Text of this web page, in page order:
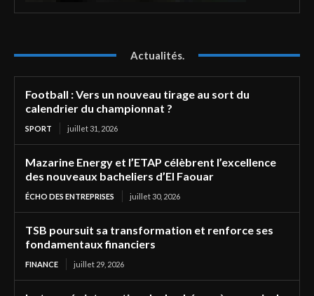
Actualités.
Football : Vers un nouveau tirage au sort du
calendrier du championnat ?
SPORT juillet 31, 2026
Mazarine Energy et l’ETAP célèbrent l’excellence
des nouveaux bacheliers d’El Faouar
ÉCHO DES ENTREPRISES juillet 30, 2026
TSB poursuit sa transformation et renforce ses
fondamentaux financiers
FINANCE juillet 29, 2026